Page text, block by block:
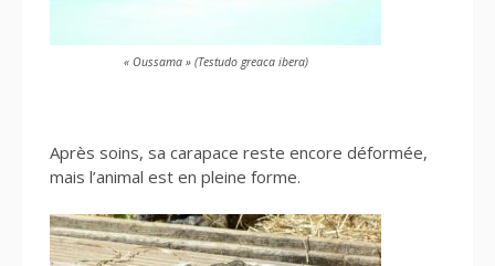
« Oussama » (Testudo greaca ibera)
Après soins, sa carapace reste encore déformée,
mais l’animal est en pleine forme.